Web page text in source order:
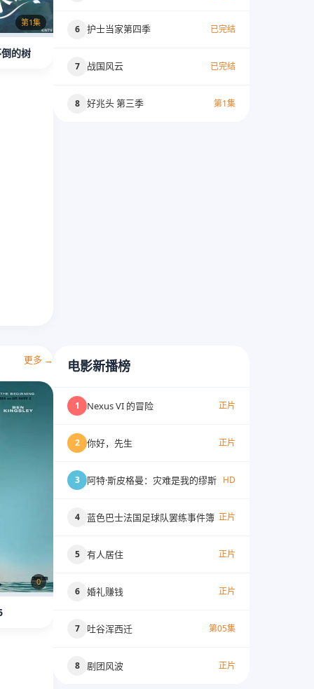
第1集
的树
6 护士当家第四季 已完结
7 战国风云 已完结
8 好兆头 第三季 第1集
更多 →
0
电影新播榜
1 Nexus VI 的冒险 正片
2 你好，先生 正片
3 阿特·斯皮格曼：灾难是我的缪斯 HD
4 蓝色巴士法国足球队罢练事件簿 正片
5 有人居住 正片
6 婚礼赚钱 正片
7 吐谷浑西迁 第05集
8 剧团风波 正片